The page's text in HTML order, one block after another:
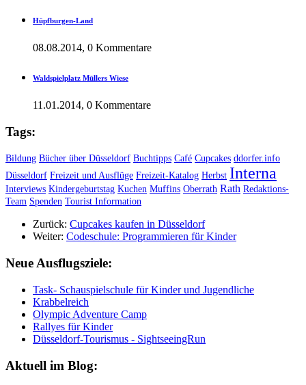
Hüpfburgen-Land
08.08.2014, 0 Kommentare
Waldspielplatz Müllers Wiese
11.01.2014, 0 Kommentare
Tags:
Bildung Bücher über Düsseldorf Buchtipps Café Cupcakes ddorfer.info
Düsseldorf Freizeit und Ausflüge Freizeit-Katalog Herbst Interna
Interviews Kindergeburtstag Kuchen Muffins Oberrath Rath Redaktions-
Team Spenden Tourist Information
Zurück: Cupcakes kaufen in Düsseldorf
Weiter: Codeschule: Programmieren für Kinder
Neue Ausflugsziele:
Task- Schauspielschule für Kinder und Jugendliche
Krabbelreich
Olympic Adventure Camp
Rallyes für Kinder
Düsseldorf-Tourismus - SightseeingRun
Aktuell im Blog: